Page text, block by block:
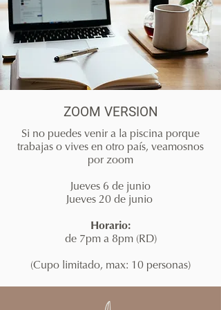
ZOOM VERSION
Si no puedes venir a la piscina porque
trabajas o vives en otro país, veamosnos
por zoom
Jueves 6 de junio
Jueves 20 de junio
Horario:
de 7pm a 8pm (RD)
(Cupo limitado, max: 10 personas)